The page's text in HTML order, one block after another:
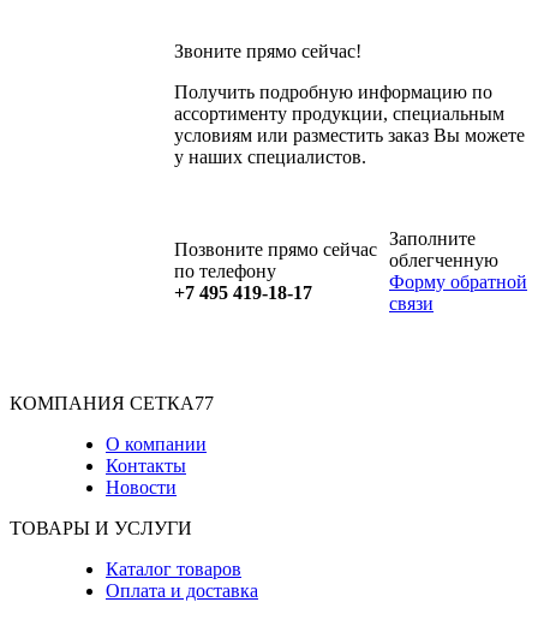
Звоните прямо сейчас!
Получить подробную информацию по
ассортименту продукции, специальным
условиям или разместить заказ Вы можете
у наших специалистов.
Позвоните прямо сейчас
по телефону
+7 495 419-18-17
Заполните
облегченную
Форму обратной
связи
КОМПАНИЯ СЕТКА77
О компании
Контакты
Новости
ТОВАРЫ И УСЛУГИ
Каталог товаров
Оплата и доставка